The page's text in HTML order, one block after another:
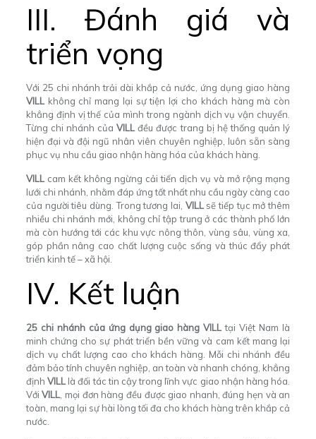
III. Đánh giá và
triển vọng
Với 25 chi nhánh trải dài khắp cả nước, ứng dụng giao hàng
VILLkhông chỉ mang lại sự tiện lợi cho khách hàng mà còn
khẳng định vị thế của mình trong ngành dịch vụ vận chuyển.
Từng chi nhánh củaVILL đều được trang bị hệ thống quản lý
hiện đại và đội ngũ nhân viên chuyên nghiệp, luôn sẵn sàng
phục vụ nhu cầu giao nhận hàng hóa của khách hàng.
VILLcam kết không ngừng cải tiến dịch vụ và mở rộng mạng
lưới chi nhánh, nhằm đáp ứng tốt nhất nhu cầu ngày càng cao
của người tiêu dùng. Trong tương lai, VILLsẽ tiếp tục mở thêm
nhiều chi nhánh mới, không chỉ tập trung ở các thành phố lớn
mà còn hướng tới các khu vực nông thôn, vùng sâu, vùng xa,
góp phần nâng cao chất lượng cuộc sống và thúc đẩy phát
triển kinh tế – xã hội.
IV. Kết luận
25 chi nhánh của ứng dụng giao hàng VILL tại Việt Nam là
minh chứng cho sự phát triển bền vững và cam kết mang lại
dịch vụ chất lượng cao cho khách hàng. Mỗi chi nhánh đều
đảm bảo tính chuyên nghiệp, an toàn và nhanh chóng, khẳng
định VILL là đối tác tin cậy trong lĩnh vực giao nhận hàng hóa.
VớiVILL , mọi đơn hàng đều được giao nhanh, đúng hẹn và an
toàn, mang lại sự hài lòng tối đa cho khách hàng trên khắp cả
nước.